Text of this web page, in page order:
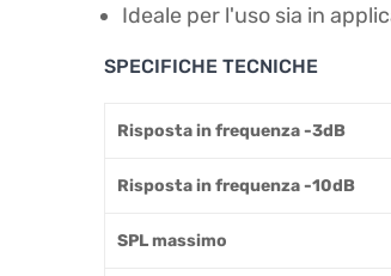
Ideale per l'uso sia in
SPECIFICHE TECNICHE
Risposta in frequenza -3dB
Risposta in frequenza -10dB
SPL massimo